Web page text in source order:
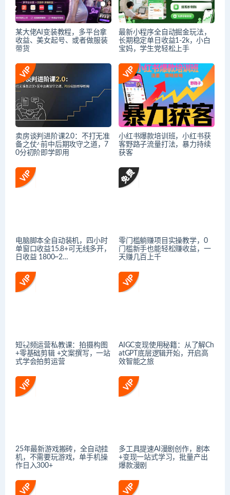
某大佬AI变装教程，多平台拿
收益、美女起号、或者做服装
带货
最新小程序全自动掘金玩法，
长期稳定单日收益1-2k，小白
宝妈，学生党轻松上手
卖房谈判进阶课2.0：不打无准
备之仗+前中后期攻守之道，7
0分初阶即学即用
小红书爆款培训班，小红书获
客野路子流量打法，暴力持续
获客
电脑脚本全自动装机，四小时
单窗口收益15.8+可无线多开，
日收益 1800~2…
零门槛躺赚项目实操教学，0
门槛新手也能轻松赚收益，一
天赚几百上千
短视频运营私教课：拍摄构图
+零基础剪辑 +文案撰写，一站
式学会拍剪运营
AIGC变现使用秘籍：从了解Ch
atGPT底层逻辑开始，开启高
效智能之旅
25年最新游戏搬砖，全自动挂
机，不需要玩游戏，单手机操
作日入300+
多工具提速AI漫剧创作，剧本
+变现一站式学习，批量产出
爆款漫剧